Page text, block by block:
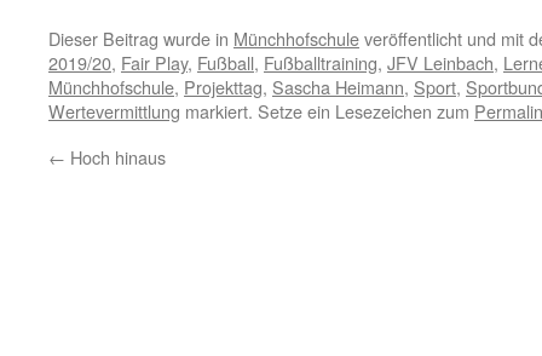
Dieser Beitrag wurde in Münchhofschuleveröffentlicht und mit
2019/20, Fair Play, Fußball, Fußballtraining, JFV Leinbach,
Münchhofschule, Projekttag, Sascha Heimann, Sport,
Wertevermittlung markiert. Setze ein Lesezeichen zum
← Hoch hinaus